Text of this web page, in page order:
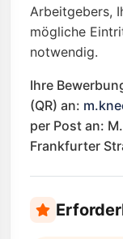
Arbeitgebers,
mögliche
notwendig.
Ihre
(QR) an:
per Post an:
Frankfurter